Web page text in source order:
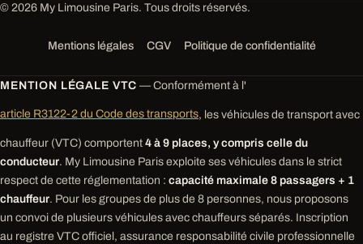
© 2026 My Limousine Paris. Tous droits réservés.
Mentions légales CGV Politique de confidentialité
MENTION LÉGALE VTC — Conformément à l'
article R3122-2 du Code des transports, les véhicules de transport avec
chauffeur (VTC) comportent 4 à 9 places, y compris celle du
conducteur. My Limousine Paris exploite ses véhicules dans le strict
respect de cette réglementation : capacité maximale 8 passagers + 1
chauffeur. Pour les groupes de plus de 8 personnes, nous proposons
un convoi de plusieurs véhicules avec chauffeurs séparés. Inscription
au registre VTC officiel, assurance responsabilité civile professionnelle